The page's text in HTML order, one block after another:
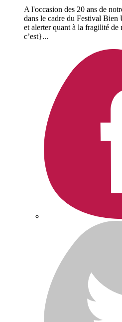
A l'occasion des 20 ans de
dans le cadre du Festival
et alerter quant à la fragilité
c’est}...